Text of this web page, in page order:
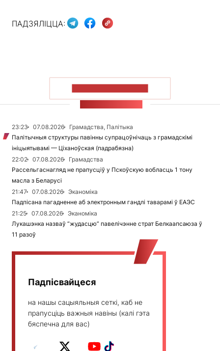
ПАДЗЯЛІЦЦА:
23:23 07.08.2026
Грамадства, Палітыка
Палітычныя структуры павінны супрацоўнічаць з грамадскімі
ініцыятывамі — Ціханоўская (падрабязна)
22:02
07.08.2026
Грамадства
Рассельгаснагляд не прапусціў у Пскоўскую вобласць 1 тону
масла з Беларусі
21:47
07.08.2026
Эканоміка
Падпісана пагадненне аб электронным гандлі таварамі ў ЕАЭС
21:25
07.08.2026
Эканоміка
Лукашэнка назваў “жудасцю” павелічэнне страт Белкаапсаюза ў
11 разоў
Падпісвайцеся
на нашы сацыяльныя сеткі, каб не
прапусціць важныя навіны (калі гэта
бяспечна для вас)